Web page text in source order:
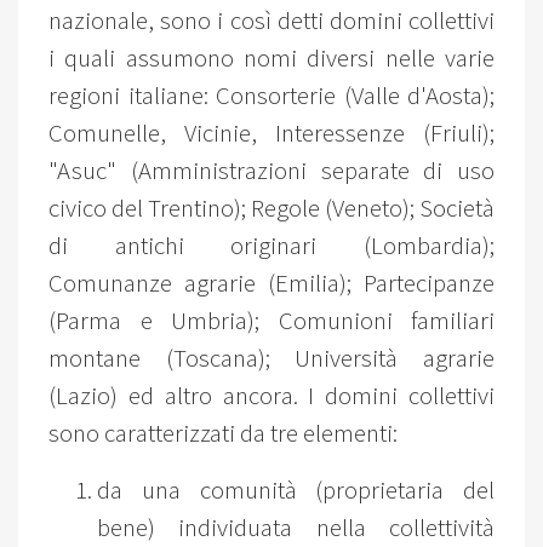
nazionale, sono i così detti domini collettivi
i quali assumono nomi diversi nelle varie
regioni italiane: Consorterie (Valle d'Aosta);
Comunelle, Vicinie, Interessenze (Friuli);
"Asuc" (Amministrazioni separate di uso
civico del Trentino); Regole (Veneto); Società
di antichi originari (Lombardia);
Comunanze agrarie (Emilia); Partecipanze
(Parma e Umbria); Comunioni familiari
montane (Toscana); Università agrarie
(Lazio) ed altro ancora. I domini collettivi
sono caratterizzati da tre elementi:
da una comunità (proprietaria del
bene) individuata nella collettività